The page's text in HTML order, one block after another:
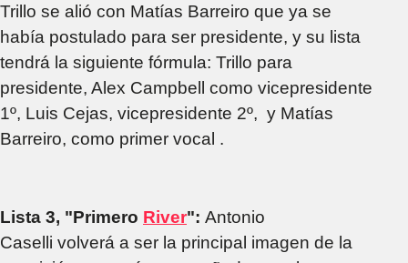
Trillo se alió con Matías Barreiro que ya se
había postulado para ser presidente, y su lista
tendrá la siguiente fórmula: Trillo para
presidente, Alex Campbell como vicepresidente
1º, Luis Cejas, vicepresidente 2º, y Matías
Barreiro, como primer vocal .
Lista 3, "Primero River": Antonio
Caselli volverá a ser la principal imagen de la